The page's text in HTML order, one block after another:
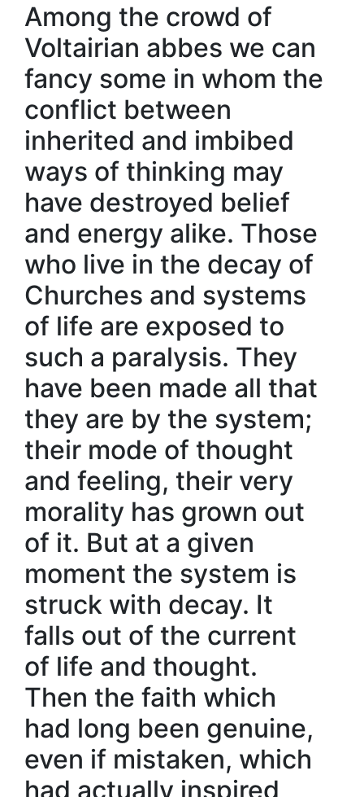
Among the crowd of
Voltairian abbes we can
fancy some in whom the
conflict between
inherited and imbibed
ways of thinking may
have destroyed belief
and energy alike. Those
who live in the decay of
Churches and systems
of life are exposed to
such a paralysis. They
have been made all that
they are by the system;
their mode of thought
and feeling, their very
morality has grown out
of it. But at a given
moment the system is
struck with decay. It
falls out of the current
of life and thought.
Then the faith which
had long been genuine,
even if mistaken, which
had actually inspired